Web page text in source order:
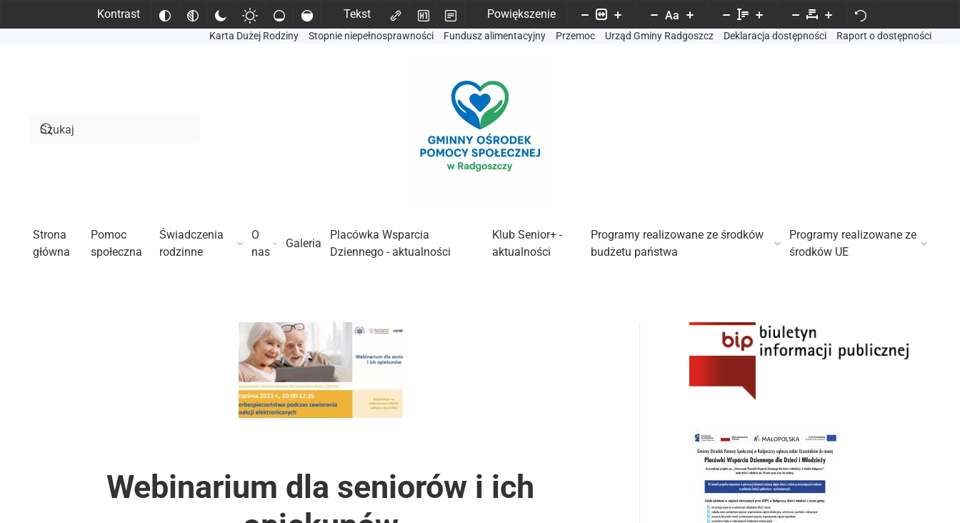
Kontrast Tekst Powiększenie
Aa
Karta Dużej Rodziny Stopnie niepełnosprawności Fundusz alimentacyjny Przemoc Urząd Gminy Radgoszcz Deklaracja dostępności Raport o dostępności
Strona
główna
Pomoc
społeczna
Świadczenia
rodzinne
O
nas
Galeria
Placówka Wsparcia
Dziennego - aktualności
Klub Senior+ -
aktualności
Programy realizowane ze środków
budżetu państwa
Programy realizowane ze
środków UE
Webinarium dla seniorów i ich